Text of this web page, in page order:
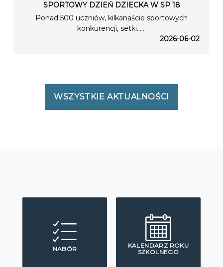
SPORTOWY DZIEŃ DZIECKA W SP 18
Ponad 500 uczniów, kilkanaście sportowych
konkurencji, setki…...
2026-06-02
WSZYSTKIE AKTUALNOŚCI
NABÓR
KALENDARZ ROKU
SZKOLNEGO